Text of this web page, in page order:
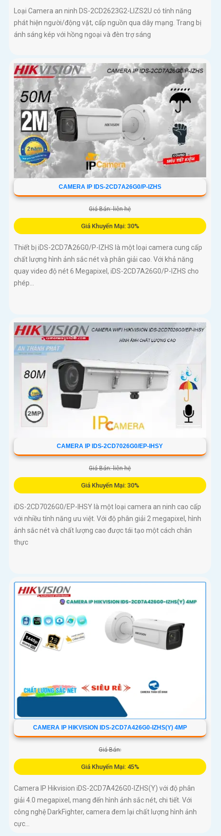
Loại Camera an ninh DS-2CD2623G2-LIZS2U có tính năng
phát hiện người/động vật, cấp nguồn qua dây mạng. Trang bị
ánh sáng kép với hồng ngoại và đèn trợ sáng
CAMERA IP IDS-2CD7A26G0/P-IZHS
Giá Bán: liên hệ
Giá Khuyến Mại: 30%
Thiết bị iDS-2CD7A26G0/P-IZHS là một loại camera cung cấp
chất lượng hình ảnh sắc nét và phân giải cao. Với khả năng
quay video độ nét 6 Megapixel, iDS-2CD7A26G0/P-IZHS cho
phép...
CAMERA IP IDS-2CD7026G0/EP-IHSY
Giá Bán: liên hệ
Giá Khuyến Mại: 30%
iDS-2CD7026G0/EP-IHSY là một loại camera an ninh cao cấp
với nhiều tính năng ưu việt. Với độ phân giải 2 megapixel, hình
ảnh sắc nét và chất lượng cao được tái tạo một cách chân
thực
CAMERA IP HIKVISION IDS-2CD7A426G0-IZHS(Y) 4MP
Giá Bán:
Giá Khuyến Mại: 45%
Camera IP Hikvision iDS-2CD7A426G0-IZHS(Y) với độ phân
giải 4.0 megapixel, mang đến hình ảnh sắc nét, chi tiết. Với
công nghệ DarkFighter, camera đem lại chất lượng hình ảnh
cực...